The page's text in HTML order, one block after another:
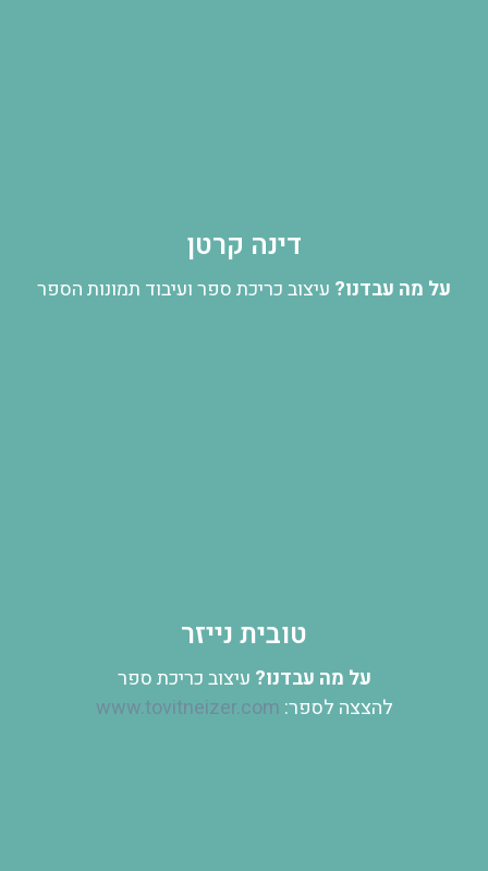
דינה קרטן
על מה עבדנו? עיצוב כריכת ספר ועיבוד תמונות הספר
טובית נייזר
על מה עבדנו? עיצוב כריכת ספר
להצצה לספר: www.tovitneizer.com